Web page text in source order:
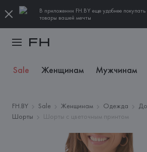
В приложении FH.BY еще удобнее покупать
товары вашей мечты
Sale Женщинам Мужчинам
FH.BY Sale Женщинам Одежда
Шорты
Шорты с цветочным принтом